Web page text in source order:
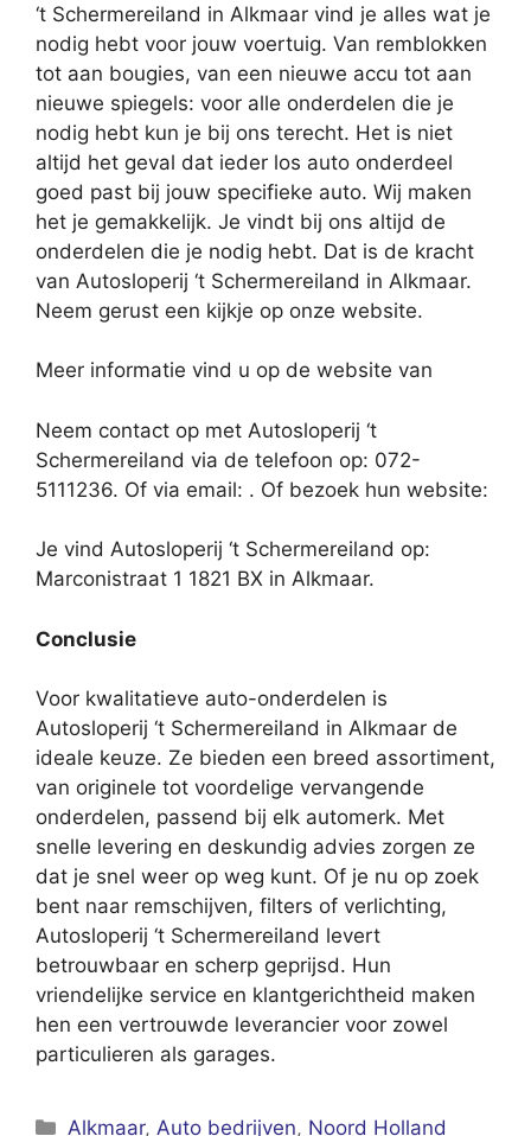
‘t Schermereiland in Alkmaar vind je alles wat je
nodig hebt voor jouw voertuig. Van remblokken
tot aan bougies, van een nieuwe accu tot aan
nieuwe spiegels: voor alle onderdelen die je
nodig hebt kun je bij ons terecht. Het is niet
altijd het geval dat ieder los auto onderdeel
goed past bij jouw specifieke auto. Wij maken
het je gemakkelijk. Je vindt bij ons altijd de
onderdelen die je nodig hebt. Dat is de kracht
van Autosloperij ‘t Schermereiland in Alkmaar.
Neem gerust een kijkje op onze website.
Meer informatie vind u op de website van
Neem contact op met Autosloperij ‘t
Schermereiland via de telefoon op: 072-
5111236. Of via email: . Of bezoek hun website:
Je vind Autosloperij ‘t Schermereiland op:
Marconistraat 1 1821 BX in Alkmaar.
Conclusie
Voor kwalitatieve auto-onderdelen is
Autosloperij ‘t Schermereiland in Alkmaar de
ideale keuze. Ze bieden een breed assortiment,
van originele tot voordelige vervangende
onderdelen, passend bij elk automerk. Met
snelle levering en deskundig advies zorgen ze
dat je snel weer op weg kunt. Of je nu op zoek
bent naar remschijven, filters of verlichting,
Autosloperij ‘t Schermereiland levert
betrouwbaar en scherp geprijsd. Hun
vriendelijke service en klantgerichtheid maken
hen een vertrouwde leverancier voor zowel
particulieren als garages.
Categorieën
Alkmaar,Auto bedrijven, Noord Holland